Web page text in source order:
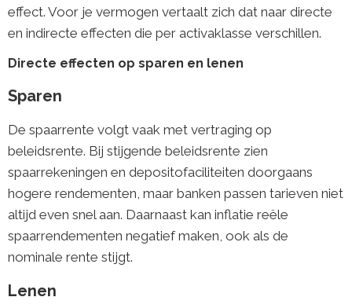
effect. Voor je vermogen vertaalt zich dat naar directe
en indirecte effecten die per activaklasse verschillen.
Directe effecten op sparen en lenen
Sparen
De spaarrente volgt vaak met vertraging op
beleidsrente. Bij stijgende beleidsrente zien
spaarrekeningen en depositofaciliteiten doorgaans
hogere rendementen, maar banken passen tarieven niet
altijd even snel aan. Daarnaast kan inflatie reële
spaarrendementen negatief maken, ook als de
nominale rente stijgt.
Lenen